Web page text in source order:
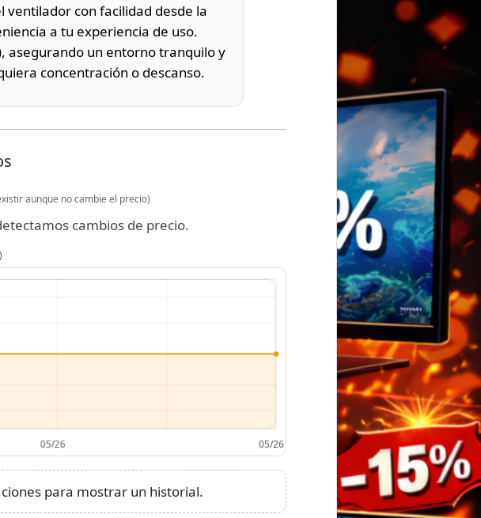
con facilidad desde la
a tu experiencia de uso.
asegurando un entorno tranquilo y
concentración o descanso.
aunque no cambie el precio)
cambios de precio.
para mostrar un historial.